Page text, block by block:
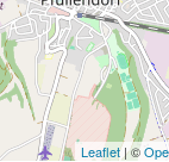
Leaflet| ©